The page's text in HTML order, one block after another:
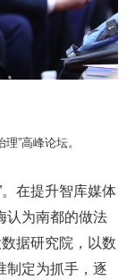
”高峰论坛。
在提升智库媒体
认为南都的做法
据研究院，以数
制定为抓手，逐